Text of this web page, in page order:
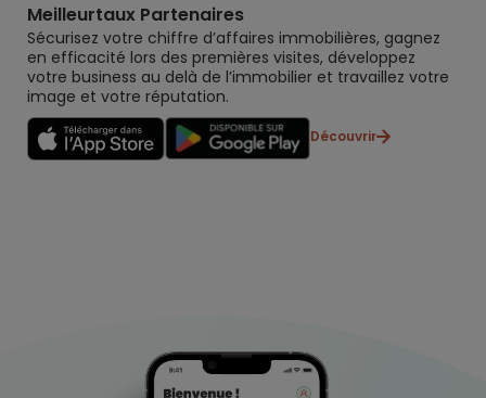
Meilleurtaux Partenaires
Sécurisez votre chiffre d’affaires immobilières, gagnez
en efficacité lors des premières visites, développez
votre business au delà de l’immobilier et travaillez votre
image et votre réputation.
Découvrir